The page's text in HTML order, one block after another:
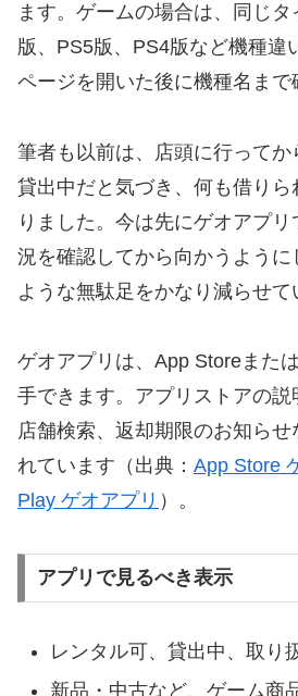
ます。ゲームの場合は、同じ
版、PS5版、PS4版など機種違
ページを開いた後に機種名まで
筆者も以前は、店頭に行ってか
貸出中だと気づき、何も借り
りました。今は先にゲオアプ
況を確認してから向かうように
ような無駄足をかなり減らせて
ゲオアプリは、App Storeまた
手できます。アプリストアの説
店舗検索、返却期限のお知らせ
れています（出典： App Store
Play ゲオアプリ ）。
アプリで見るべき表示
レンタル可、貸出中、取り
新品・中古など、ゲーム商